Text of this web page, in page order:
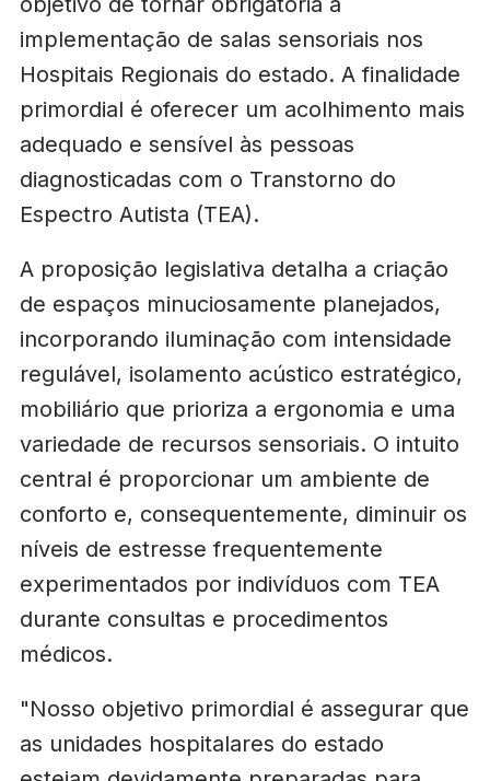
implementação de salas sensoriais nos
Hospitais Regionais do estado. A finalidade
primordial é oferecer um acolhimento mais
adequado e sensível às pessoas
diagnosticadas com o Transtorno do
Espectro Autista (TEA).
A proposição legislativa detalha a criação
de espaços minuciosamente planejados,
incorporando iluminação com intensidade
regulável, isolamento acústico estratégico,
mobiliário que prioriza a ergonomia e uma
variedade de recursos sensoriais. O intuito
central é proporcionar um ambiente de
conforto e, consequentemente, diminuir os
níveis de estresse frequentemente
experimentados por indivíduos com TEA
durante consultas e procedimentos
médicos.
"Nosso objetivo primordial é assegurar que
as unidades hospitalares do estado